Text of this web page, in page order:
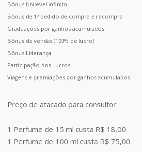
Bônus Unilevel infinito
Bônus de 1º pedido de compra e recompra
Graduações por ganhos acumulados
Bônus de vendas (100% de lucro)
Bônus Liderança
Participação dos Lucros
Viagens e premiações por ganhos acumulados
Preço de atacado para consultor:
1 Perfume de 15 ml custa R$ 18,00
1 Perfume de 100 ml custa R$ 75,00